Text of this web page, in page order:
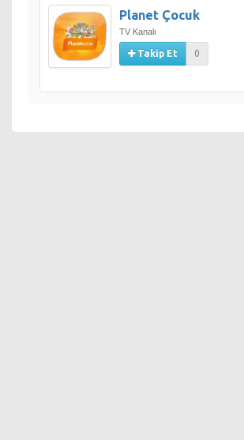
http://www.lifepark.com.tr/iletisim/
Planet Çocuk
TV Kanalı
Takip Et 0